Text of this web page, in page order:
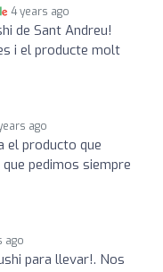
4 years ago
de Sant Andreu!
i el producte molt
ago
el producto que
pedimos siempre
ago
para llevar!. Nos